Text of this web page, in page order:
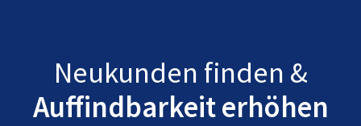
Neukunden finden &
Auffindbarkeit erhöhen